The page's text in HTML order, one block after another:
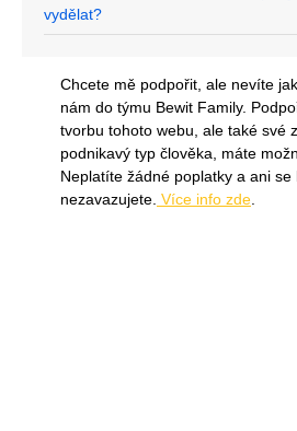
vydělat?
Chcete mě podpořit, ale nevíte
nám do týmu Bewit Family.
tvorbu tohoto webu, ale také své
podnikavý typ člověka, máte
Neplatíte žádné poplatky a ani se
nezavazujete. Více info zde